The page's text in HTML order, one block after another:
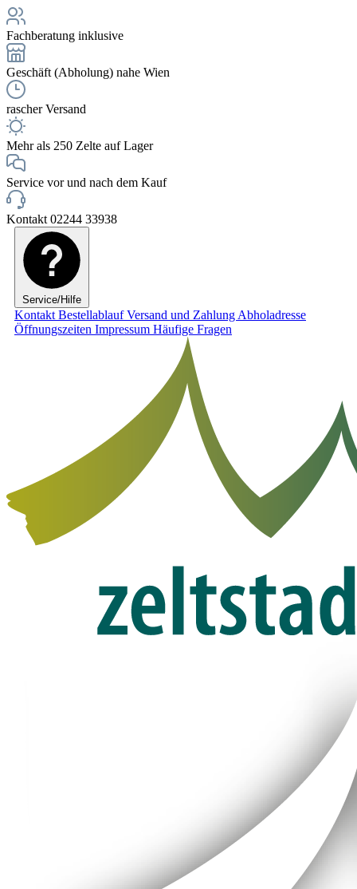
Fachberatung inklusive
Geschäft (Abholung) nahe Wien
rascher Versand
Mehr als 250 Zelte auf Lager
Service vor und nach dem Kauf
Kontakt 02244 33938
Service/Hilfe
Kontakt BestellablaufVersand und Zahlung Abholadresse
Öffnungszeiten Impressum Häufige Fragen